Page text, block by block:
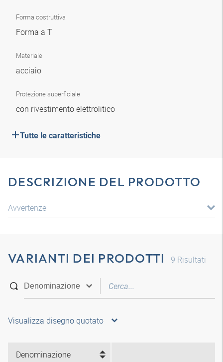
Forma costruttiva
Forma a T
Materiale
acciaio
Protezione superficiale
con rivestimento elettrolitico
Tutte le caratteristiche
DESCRIZIONE DEL PRODOTTO
Avvertenze
VARIANTI DEI PRODOTTI 9 Risultati
Visualizza disegno quotato
Denominazione